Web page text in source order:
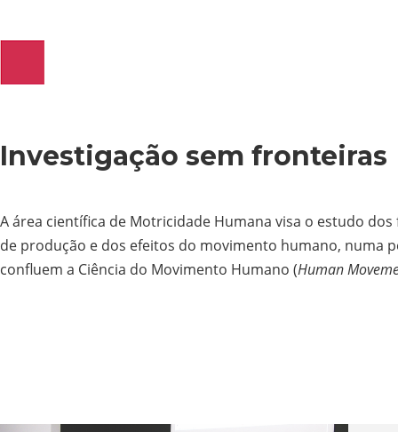
Investigação sem fronteiras
A área científica de Motricidade Humana visa o estudo
de produção e dos efeitos do movimento humano, numa
confluem a Ciência do Movimento Humano (Human